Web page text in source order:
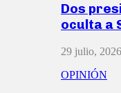
Dos
oculta a
29 julio, 2026
OPINIÓN